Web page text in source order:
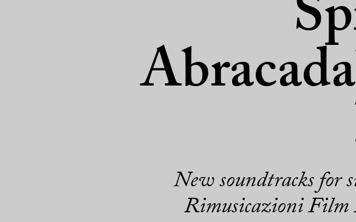
New soundtracks for
Rimusicazioni